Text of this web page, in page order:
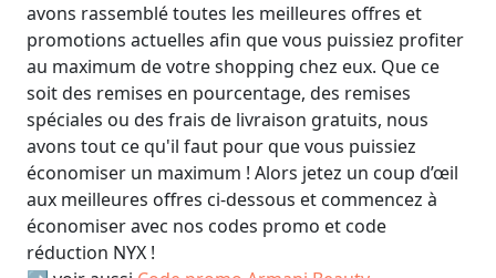
avons rassemblé toutes les meilleures offres et
promotions actuelles afin que vous puissiez profiter
au maximum de votre shopping chez eux. Que ce
soit des remises en pourcentage, des remises
spéciales ou des frais de livraison gratuits, nous
avons tout ce qu'il faut pour que vous puissiez
économiser un maximum ! Alors jetez un coup d’œil
aux meilleures offres ci-dessous et commencez à
économiser avec nos codes promo et code
réduction NYX !